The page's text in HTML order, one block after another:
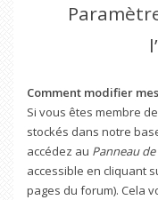
Comment modifier
Si vous êtes membre
stockés dans notre
accédez au Panneau
accessible en cliquant
pages du forum). Cela